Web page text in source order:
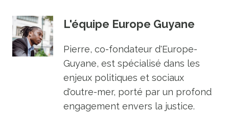
L'équipe Europe Guyane
Pierre, co-fondateur d'Europe-
Guyane, est spécialisé dans les
enjeux politiques et sociaux
d'outre-mer, porté par un profond
engagement envers la justice.